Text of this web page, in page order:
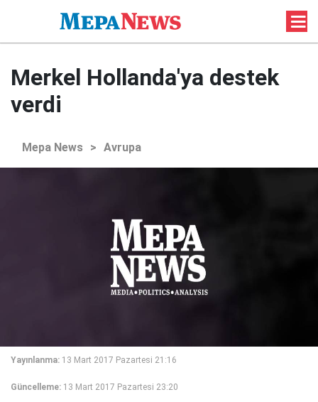
Merkel Hollanda'ya destek
verdi
Mepa News > Avrupa
Yayınlanma: 13 Mart 2017 Pazartesi 21:16
Güncelleme: 13 Mart 2017 Pazartesi 23:20